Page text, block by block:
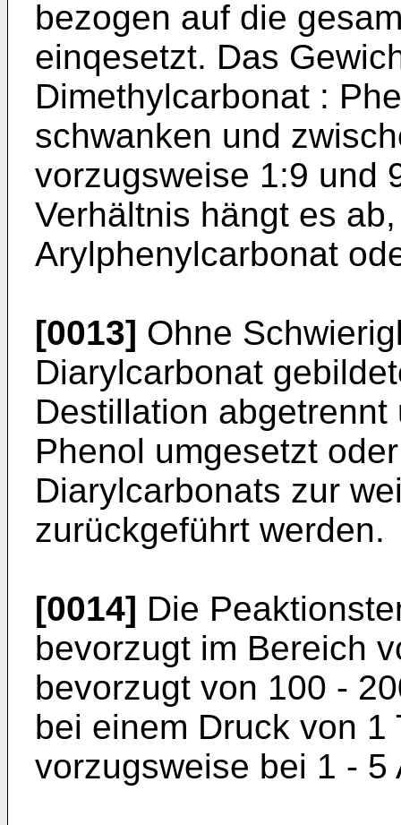
bezogen auf die
einqesetzt. Das
Dimethylcarbonat :
schwanken und
vorzugsweise 1:9 und
Verhältnis hängt es
Arylphenylcarbonat
[0013] Ohne
Diarylcarbonat
Destillation
Phenol umgesetzt
Diarylcarbonats zur
zurückgeführt werden.
[0014] Die
bevorzugt im Bereich
bevorzugt von 100 -
bei einem Druck von 1
vorzugsweise bei 1 - 5